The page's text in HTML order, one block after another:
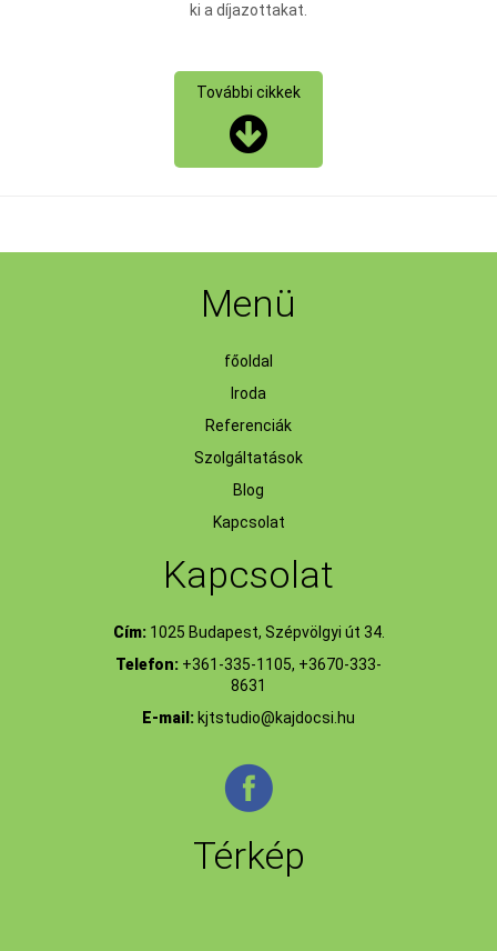
ki a díjazottakat.
További cikkek
Menü
főoldal
Iroda
Referenciák
Szolgáltatások
Blog
Kapcsolat
Kapcsolat
Cím:1025 Budapest, Szépvölgyi út 34.
Telefon: +361-335-1105, +3670-333-
8631
E-mail: kjtstudio@kajdocsi.hu
Térkép